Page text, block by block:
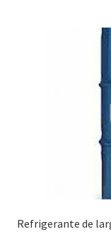
Refrigerante de